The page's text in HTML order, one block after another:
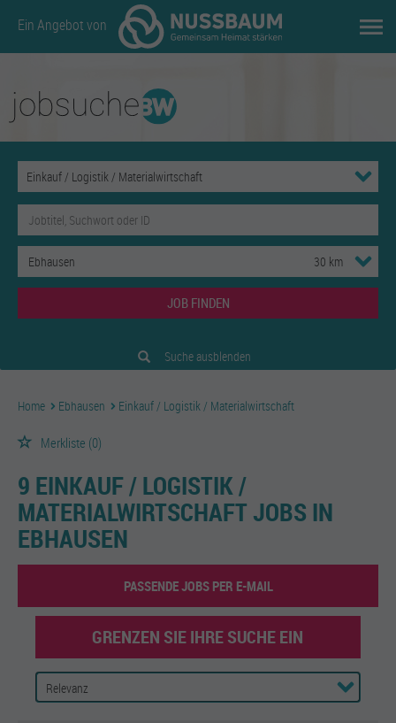
Ein Angebot von
JOB FINDEN
Suche ausblenden
Home Ebhausen Einkauf / Logistik / Materialwirtschaft
Merkliste (0)
9 EINKAUF / LOGISTIK /
MATERIALWIRTSCHAFT JOBS IN
EBHAUSEN
PASSENDE JOBS PER E-MAIL
GRENZEN SIE IHRE SUCHE EIN